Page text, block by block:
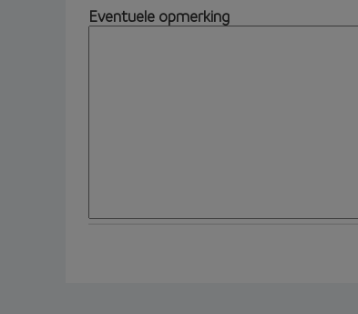
Eventuele opmerking